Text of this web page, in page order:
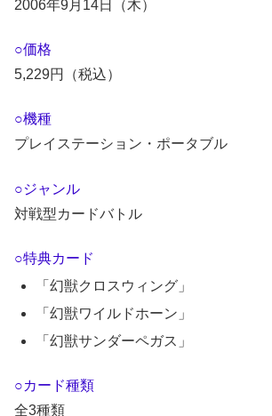
2006年9月14日（木）
○価格
5,229円（税込）
○機種
プレイステーション・ポータブル
○ジャンル
対戦型カードバトル
○特典カード
「幻獣クロスウィング」
「幻獣ワイルドホーン」
「幻獣サンダーペガス」
○カード種類
全3種類